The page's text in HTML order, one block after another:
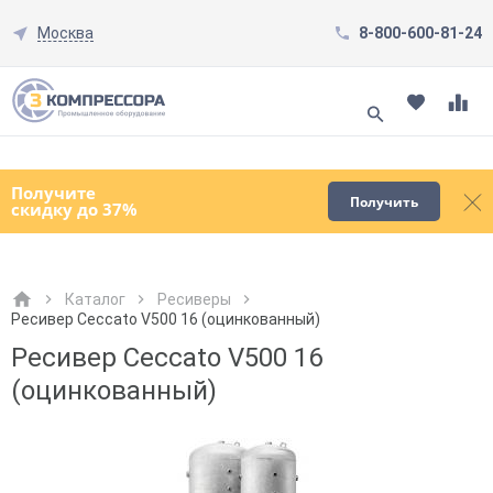
Москва 8-800-600-81-24
Получите
скидку до 37% Получить
Смотреть все товары
Каталог
Ресиверы
Ресивер Ceccato V500 16 (оцинкованный)
Ресивер Ceccato V500 16
(оцинкованный)
Как к Вам обращаться?
Как к Вам обращаться?
Город доставки
Как к Вам обращаться?
Как к Вам обращаться?